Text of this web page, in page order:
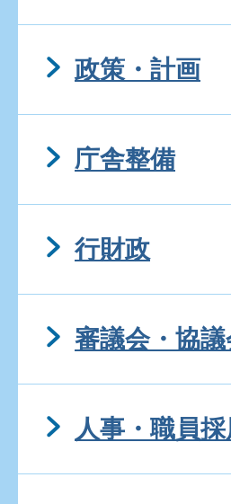
政策・計画
庁舎整備
行財政
審議会・協
人事・職員